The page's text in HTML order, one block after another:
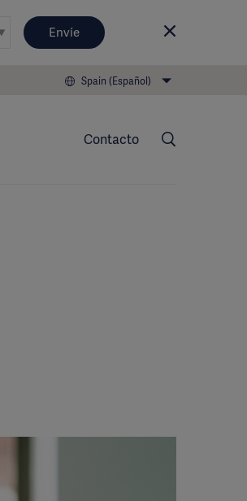
Envíe
Spain (Español)
Contacto